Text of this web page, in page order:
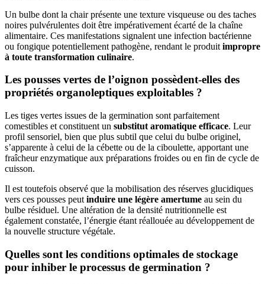
Un bulbe dont la chair présente une texture visqueuse ou des taches
noires pulvérulentes doit être impérativement écarté de la chaîne
alimentaire. Ces manifestations signalent une infection bactérienne
ou fongique potentiellement pathogène, rendant le produit impropre
à toute transformation culinaire.
Les pousses vertes de l’oignon possèdent-elles des
propriétés organoleptiques exploitables ?
Les tiges vertes issues de la germination sont parfaitement
comestibles et constituent un substitut aromatique efficace. Leur
profil sensoriel, bien que plus subtil que celui du bulbe originel,
s’apparente à celui de la cébette ou de la ciboulette, apportant une
fraîcheur enzymatique aux préparations froides ou en fin de cycle de
cuisson.
Il est toutefois observé que la mobilisation des réserves glucidiques
vers ces pousses peut induire une légère amertume au sein du
bulbe résiduel. Une altération de la densité nutritionnelle est
également constatée, l’énergie étant réallouée au développement de
la nouvelle structure végétale.
Quelles sont les conditions optimales de stockage
pour inhiber le processus de germination ?